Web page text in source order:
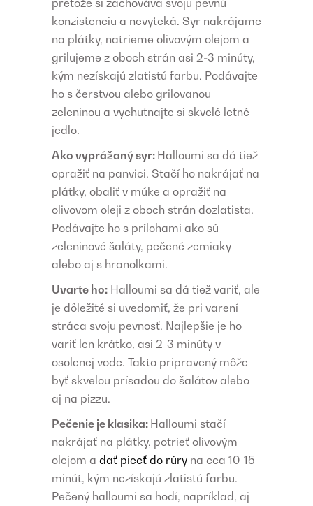
konzistenciu a nevyteká. Syr nakrájame
na plátky, natrieme olivovým olejom a
grilujeme z oboch strán asi 2-3 minúty,
kým nezískajú zlatistú farbu. Podávajte
ho s čerstvou alebo grilovanou
zeleninou a vychutnajte si skvelé letné
jedlo.
Ako vyprážaný syr: Halloumi sa dá tiež
opražiť na panvici. Stačí ho nakrájať na
plátky, obaliť v múke a opražiť na
olivovom oleji z oboch strán dozlatista.
Podávajte ho s prílohami ako sú
zeleninové šaláty, pečené zemiaky
alebo aj s hranolkami.
Uvarte ho: Halloumi sa dá tiež variť, ale
je dôležité si uvedomiť, že pri varení
stráca svoju pevnosť. Najlepšie je ho
variť len krátko, asi 2-3 minúty v
osolenej vode. Takto pripravený môže
byť skvelou prísadou do šalátov alebo
aj na pizzu.
Pečenie je klasika: Halloumi stačí
nakrájať na plátky, potrieť olivovým
olejom a dať piecť do rúry na cca 10-15
minút, kým nezískajú zlatistú farbu.
Pečený halloumi sa hodí, napríklad, aj